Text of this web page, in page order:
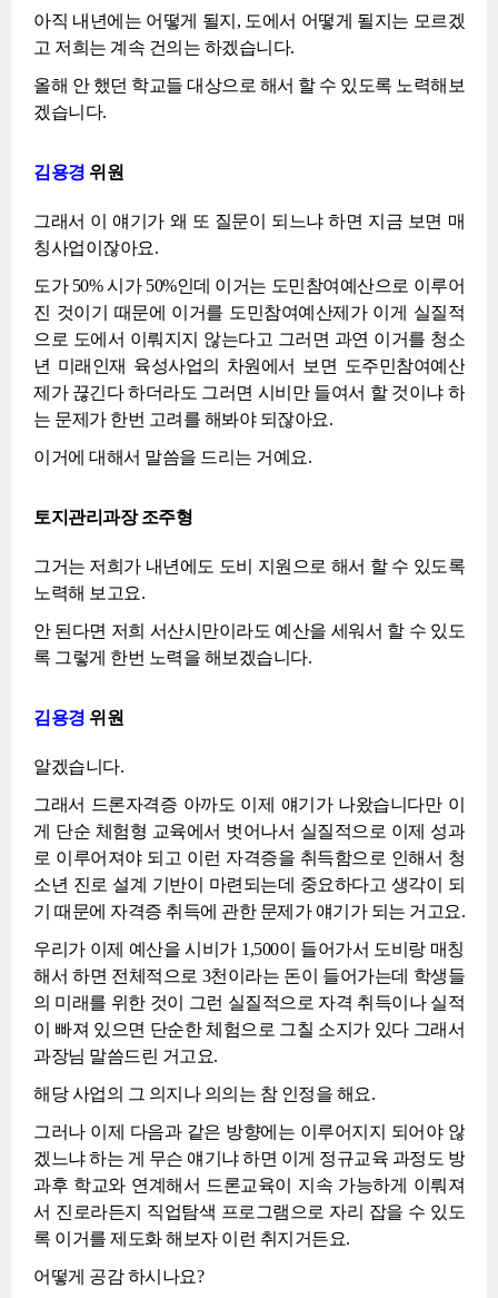
아직 내년에는 어떻게 될지, 도에서 어떻게 될지는 모르겠
고 저희는 계속 건의는 하겠습니다.
올해 안 했던 학교들 대상으로 해서 할 수 있도록 노력해보
겠습니다.
김용경 위원
그래서 이 얘기가 왜 또 질문이 되느냐 하면 지금 보면 매
칭사업이잖아요.
도가 50% 시가 50%인데 이거는 도민참여예산으로 이루어
진 것이기 때문에 이거를 도민참여예산제가 이게 실질적
으로 도에서 이뤄지지 않는다고 그러면 과연 이거를 청소
년 미래인재 육성사업의 차원에서 보면 도주민참여예산
제가 끊긴다 하더라도 그러면 시비만 들여서 할 것이냐 하
는 문제가 한번 고려를 해봐야 되잖아요.
이거에 대해서 말씀을 드리는 거예요.
토지관리과장 조주형
그거는 저희가 내년에도 도비 지원으로 해서 할 수 있도록
노력해 보고요.
안 된다면 저희 서산시만이라도 예산을 세워서 할 수 있도
록 그렇게 한번 노력을 해보겠습니다.
김용경 위원
알겠습니다.
그래서 드론자격증 아까도 이제 얘기가 나왔습니다만 이
게 단순 체험형 교육에서 벗어나서 실질적으로 이제 성과
로 이루어져야 되고 이런 자격증을 취득함으로 인해서 청
소년 진로 설계 기반이 마련되는데 중요하다고 생각이 되
기 때문에 자격증 취득에 관한 문제가 얘기가 되는 거고요.
우리가 이제 예산을 시비가 1,500이 들어가서 도비랑 매칭
해서 하면 전체적으로 3천이라는 돈이 들어가는데 학생들
의 미래를 위한 것이 그런 실질적으로 자격 취득이나 실적
이 빠져 있으면 단순한 체험으로 그칠 소지가 있다 그래서
과장님 말씀드린 거고요.
해당 사업의 그 의지나 의의는 참 인정을 해요.
그러나 이제 다음과 같은 방향에는 이루어지지 되어야 않
겠느냐 하는 게 무슨 얘기냐 하면 이게 정규교육 과정도 방
과후 학교와 연계해서 드론교육이 지속 가능하게 이뤄져
서 진로라든지 직업탐색 프로그램으로 자리 잡을 수 있도
록 이거를 제도화 해보자 이런 취지거든요.
어떻게 공감 하시나요?